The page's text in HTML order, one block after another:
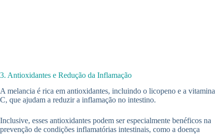
3. Antioxidantes e Redução da Inflamação
A melancia é rica em antioxidantes, incluindo o licopeno e a vitamina
C, que ajudam a reduzir a inflamação no intestino.
Inclusive, esses antioxidantes podem ser especialmente benéficos na
prevenção de condições inflamatórias intestinais, como a doença